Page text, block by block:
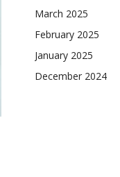
March 2025
February 2025
January 2025
December 2024